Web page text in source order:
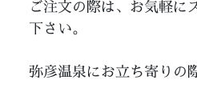
ご注文の際は、お気軽に
下さい。
弥彦温泉にお立ち寄りの